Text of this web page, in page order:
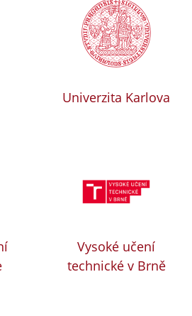
Univerzita Karlova
Vysoké učení
technické v Brně